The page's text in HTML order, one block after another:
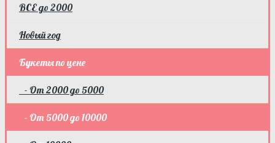
ВСЕ до 2000
Новый год
Букеты по цене
- От 2000 до 5000
- От 5000 до 10000